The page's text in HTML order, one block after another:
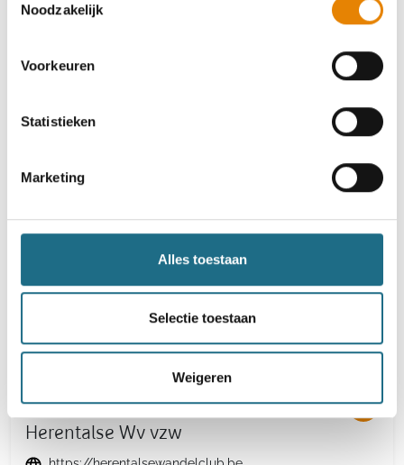
Noodzakelijk
Voorkeuren
Statistieken
Marketing
Alles toestaan
Selectie toestaan
Weigeren
1019
WVK Puurs vzw
https://wandelsportvlaanderen.be/vind-een-
wandelclub-die-bij-je-past/17/
Herentalse Wv vzw